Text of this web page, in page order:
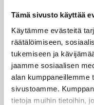
Tämä sivusto käyttää
Käytämme evästeitä
räätälöimiseen,
tukemiseen ja
jaamme sosiaalisen
alan kumppaneillemme
sivustoamme.
tietoja muihin tietoihin,
JYPin harjoitusottelut
julkaistu!
27.07.2026
Ruotsalaishyökkääjä
25.06.2026
JYP ja Secto Rally